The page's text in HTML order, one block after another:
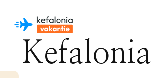
Kefalonia